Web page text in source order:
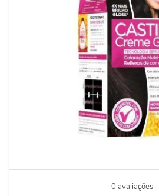
0 avaliações